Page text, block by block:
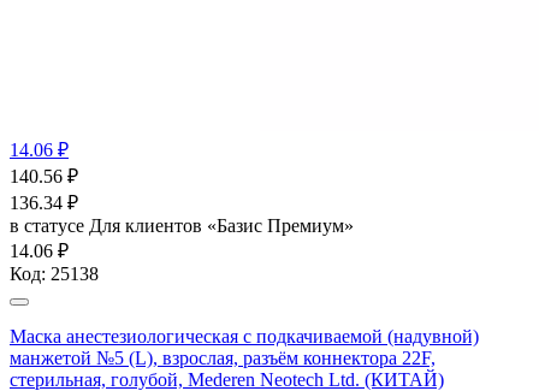
14.06 ₽
140.56 ₽
136.34 ₽
в статусе Для клиентов «Базис Премиум»
14.06 ₽
Код: 25138
Маска анестезиологическая с подкачиваемой (надувной)
манжетой №5 (L), взрослая, разъём коннектора 22F,
стерильная, голубой, Mederen Neotech Ltd. (КИТАЙ)